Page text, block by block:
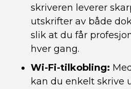
skriveren leverer
utskrifter av både
slik at du får
hver gang.
Wi-Fi-tilkobling:
kan du enkelt skrive